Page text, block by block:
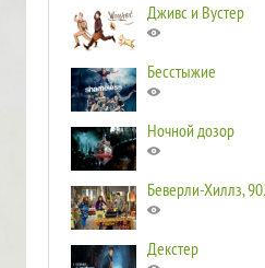
Дживс и Вустер
Бесстыжие
Ночной дозор
Беверли-Хиллз,
Декстер